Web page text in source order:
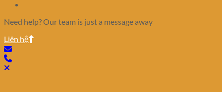
Need help? Our team is just a message away
Liên hệ